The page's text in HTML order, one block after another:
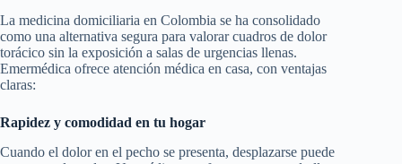
La medicina domiciliaria en Colombia se ha consolidado
como una alternativa segura para valorar cuadros de dolor
torácico sin la exposición a salas de urgencias llenas.
Emermédica ofrece atención médica en casa, con ventajas
claras:
Rapidez y comodidad en tu hogar
Cuando el dolor en el pecho se presenta, desplazarse puede